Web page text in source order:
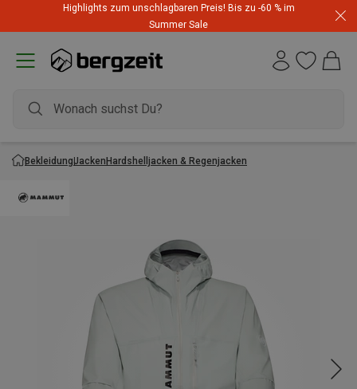
Highlights zum unschlagbaren Preis! Bis zu -60 % im
Summer Sale
BekleidungJackenHardshelljacken & Regenjacken